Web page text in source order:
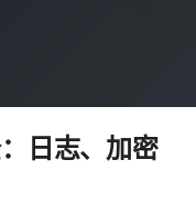
日志、加密